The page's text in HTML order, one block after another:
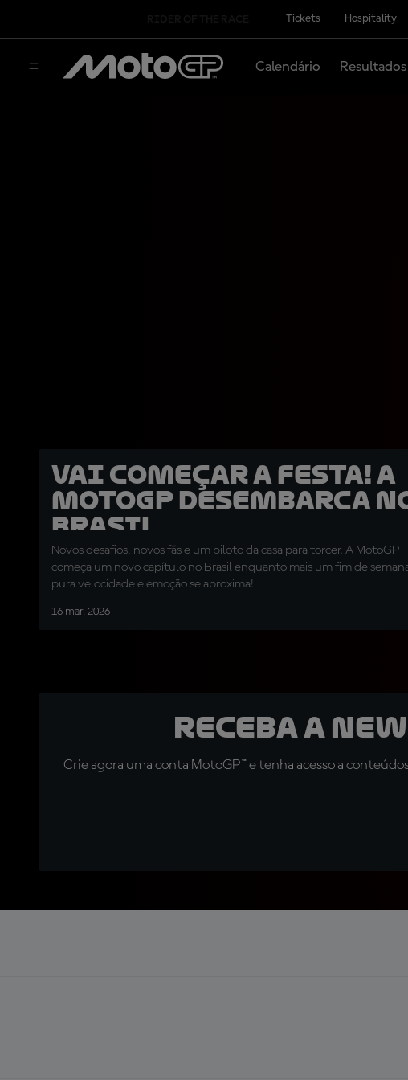
Tickets Hospitality
Calendário Resultados
Vai começar a festa! A
MotoGP desembarca
Brasil
Novos desafios, novos fãs e um piloto da casa para torcer. A MotoGP
começa um novo capítulo no Brasil enquanto mais um fim de
pura velocidade e emoção se aproxima!
16 mar. 2026
Receba a
Crie agora uma conta MotoGP™ e tenha acesso a